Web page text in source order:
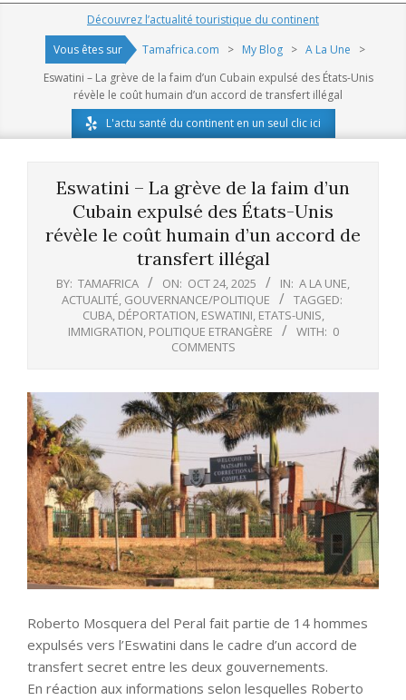
Navigation
Découvrez l’actualité touristique du continent
Vous êtes sur
Tamafrica.com > My Blog > A La Une
>
Eswatini – La grève de la faim d’un Cubain expulsé des États-Unis
révèle le coût humain d’un accord de transfert illégal
L'actu santé du continent en un seul clic ici
Eswatini – La grève de la faim d’un
Cubain expulsé des États-Unis
révèle le coût humain d’un accord de
transfert illégal
BY: TAMAFRICA ON: OCT 24, 2025 IN: A LA UNE,
ACTUALITÉ, GOUVERNANCE/POLITIQUE
TAGGED:
CUBA, DÉPORTATION, ESWATINI, ETATS-UNIS,
IMMIGRATION, POLITIQUE ETRANGÈRE WITH: 0
COMMENTS
Roberto Mosquera del Peral fait partie de 14 hommes
expulsés vers l’Eswatini dans le cadre d’un accord de
transfert secret entre les deux gouvernements.
En réaction aux informations selon lesquelles Roberto